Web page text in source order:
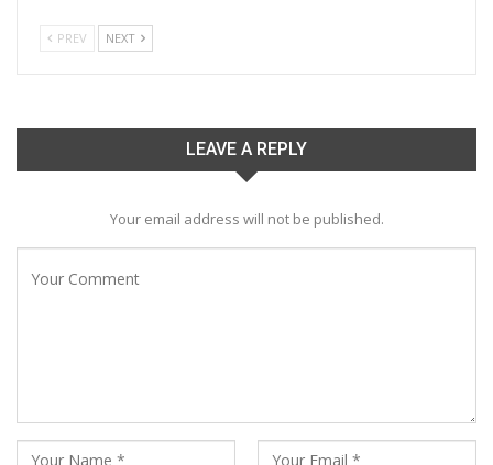
PREV NEXT
LEAVE A REPLY
Your email address will not be published.